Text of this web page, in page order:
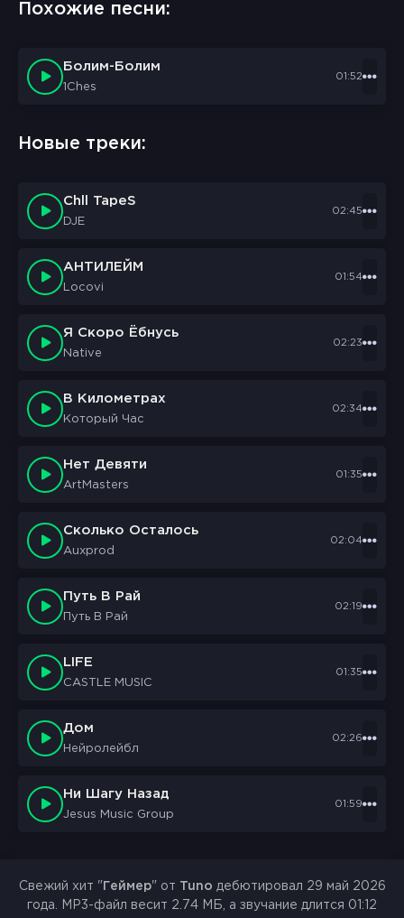
Похожие песни:
Болим-Болим
1Ches
01:52
Новые треки:
Chll TapeS
DJE
02:45
АНТИЛЕЙМ
Locovi
01:54
Я Скоро Ёбнусь
Native
02:23
В Километрах
Который Час
02:34
Нет Девяти
ArtMasters
01:35
Сколько Осталось
Auxprod
02:04
Путь В Рай
Путь В Рай
02:19
LIFE
CASTLE MUSIC
01:35
Дом
Нейролейбл
02:26
Ни Шагу Назад
Jesus Music Group
01:59
Свежий хит " Геймер" от Tuno дебютировал 29 май 2026
года. MP3-файл весит 2.74 МБ, а звучание длится 01:12